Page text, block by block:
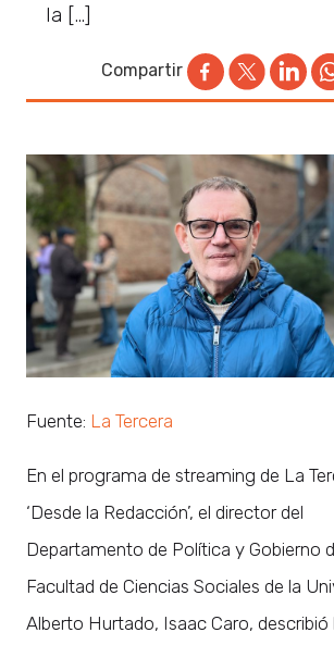
la […]
Compartir
Fuente: La Tercera
En el programa de streaming de La
‘Desde la Redacción’, el director del
Departamento de Política y Gobierno
Facultad de Ciencias Sociales de la
Alberto Hurtado, Isaac Caro, describió